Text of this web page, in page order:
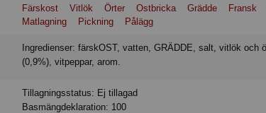
Färskost Vitlök Örter Ostbricka Grädde Fransk
Matlagning
Pickning Pålägg
(0,9%), vitpeppar, arom.
Tillagningsstatus: Ej tillagad
Basmängdeklaration: 100